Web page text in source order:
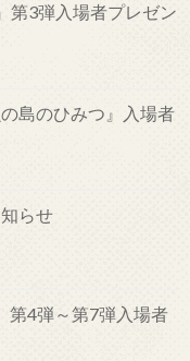
第3弾入場者プレゼン
島のひみつ』入場者
らせ
第4弾～第7弾入場者